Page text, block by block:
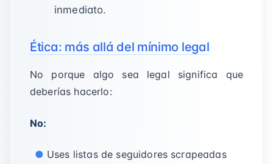
inmediato.
Ética: más allá del mínimo legal
No porque algo sea legal significa que
deberías hacerlo:
No:
Uses listas de seguidores scrapeadas